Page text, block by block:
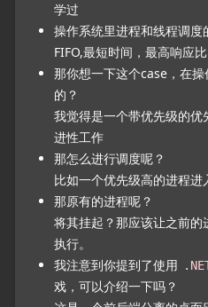
学过
操作系统里进程和线程调度
FIFO,最短时间，最高响应
那你想一下这个case，在
的？
我觉得是一个带优先级的
进性工作
那怎么进行调度呢？
比如一个优先级高的进程进
那原有的进程呢？
将其挂起？那应该让之前
执行。
我注意到你提到了使用
戏，可以介绍一下吗？